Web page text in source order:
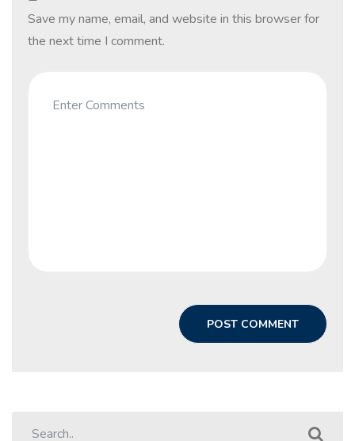
Save my name, email, and website in this browser for
the next time I comment.